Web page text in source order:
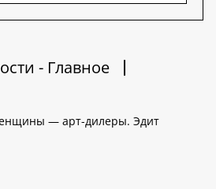
- Главное
— арт-дилеры. Эдит